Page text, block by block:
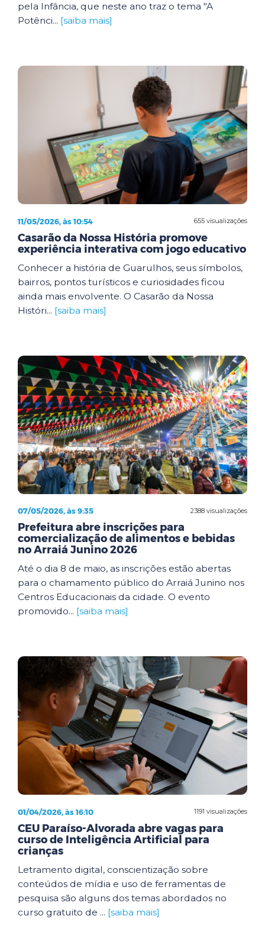
pela Infância, que neste ano traz o tema "A
Potênci... [saiba mais]
655 visualizações
11/05/2026, às 10:54
Casarão da Nossa História promove
experiência interativa com jogo educativo
Conhecer a história de Guarulhos, seus símbolos,
bairros, pontos turísticos e curiosidades ficou
ainda mais envolvente. O Casarão da Nossa
Históri... [saiba mais]
2388 visualizações
07/05/2026, às 9:35
Prefeitura abre inscrições para
comercialização de alimentos e bebidas
no Arraiá Junino 2026
Até o dia 8 de maio, as inscrições estão abertas
para o chamamento público do Arraiá Junino nos
Centros Educacionais da cidade. O evento
promovido... [saiba mais]
1191 visualizações
01/04/2026, às 16:10
CEU Paraíso-Alvorada abre vagas para
curso de Inteligência Artificial para
crianças
Letramento digital, conscientização sobre
conteúdos de mídia e uso de ferramentas de
pesquisa são alguns dos temas abordados no
curso gratuito de ... [saiba mais]